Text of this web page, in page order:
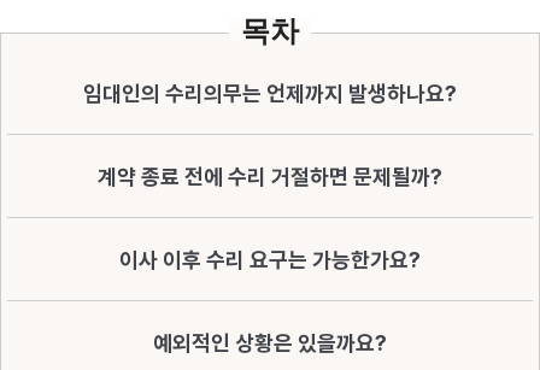
목차
임대인의 수리의무는 언제까지 발생하나요?
계약 종료 전에 수리 거절하면 문제될까?
이사 이후 수리 요구는 가능한가요?
예외적인 상황은 있을까요?